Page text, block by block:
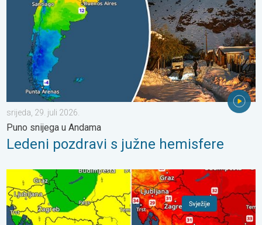
srijeda, 29. juli 2026.
Puno snijega u Andama
Ledeni pozdravi s južne hemisfere
Svježije, ne i svuda. Lokalni pljuskovi. Ponovno toplije. . .